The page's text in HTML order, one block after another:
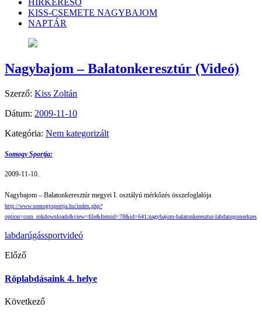
KISS-CSEMETE NAGYBAJOM
NAPTÁR
Nagybajom – Balatonkeresztúr (Videó)
Szerző: Kiss Zoltán
Dátum: 2009-11-10
Kategória: Nem kategorizált
Somogy Sportja:
2009-11-10.
Nagybajom – Balatonkeresztúr megyei I. osztályú mérkőzés összefoglalója
http://www.somogysportja.hu/index.php?
option=com_rokdownloads&view=file&Itemid=78&id=641:nagybajom-balatonkeresztur-labdarugomerkzes
labdarúgássportvideó
Előző
Röplabdásaink 4. helye
Következő